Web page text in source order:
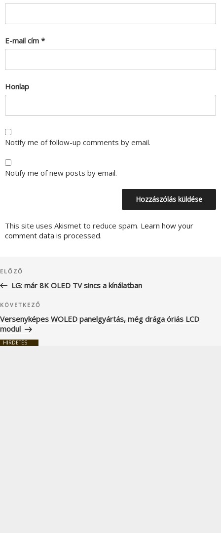
E-mail cím *
Honlap
Notify me of follow-up comments by email.
Notify me of new posts by email.
This site uses Akismet to reduce spam. Learn how your
comment data is processed.
navigáció
Korábbi
bejegyzés
ELŐZŐ
LG: már 8K OLED TV sincs a kínálatban
Következő
bejegyzés
KÖVETKEZŐ
Versenyképes WOLED panelgyártás, még drága óriás LCD
modul
HIRDETÉS